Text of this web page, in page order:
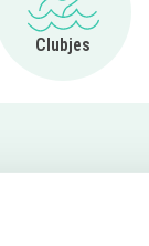
Clubjes
Ga naar